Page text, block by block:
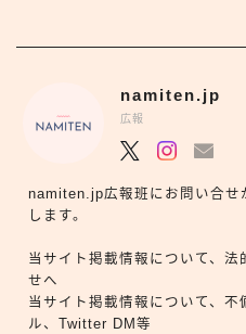
namiten.jp
広報
namiten.jp広報班にお問い合せ
します。
当サイト掲載情報について、
せへ
当サイト掲載情報について、
ル、Twitter DM等